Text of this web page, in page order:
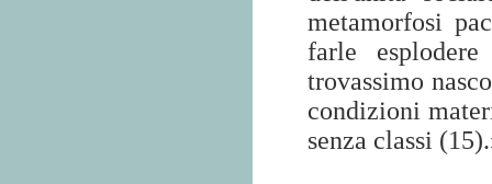
metamorfosi
farle
trovassimo
condizioni
senza classi